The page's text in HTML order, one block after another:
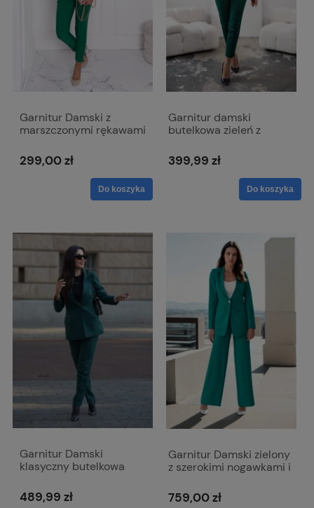
Garnitur Damski z
marszczonymi rękawami
marynarką - Agnes
zielony
299,00 zł
Do koszyka
Garnitur damski
butelkowa zieleń z
spodniami w gumkę -
Mia
399,99 zł
Do koszyka
Garnitur Damski
klasyczny butelkowa
spodniami w kant -
Melani
489,99 zł
Garnitur Damski zielony
z szerokimi nogawkami i
Claire
759,00 zł